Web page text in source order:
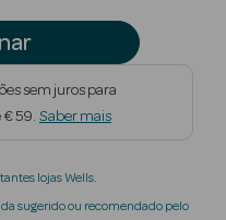
sem juros para
€ 59. Saber mais
lojas Wells.
sugerido ou recomendado pelo